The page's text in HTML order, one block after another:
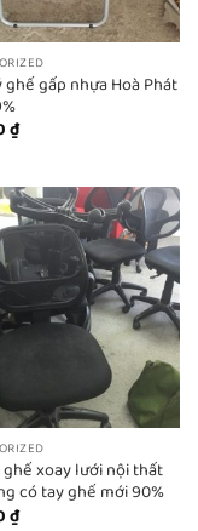
ghế gấp nhựa Hoà Phát
₫
xoay lưới nội thất
có tay ghế mới 90%
₫